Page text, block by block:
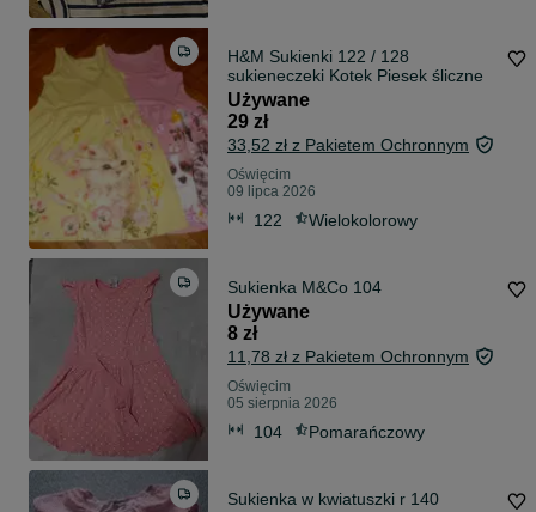
H&M Sukienki 122 / 128
sukieneczeki Kotek Piesek śliczne
Używane
29 zł
33,52 zł z Pakietem Ochronnym
Oświęcim
09 lipca 2026
122 Wielokolorowy
Sukienka M&Co 104
Używane
8 zł
11,78 zł z Pakietem Ochronnym
Oświęcim
05 sierpnia 2026
104 Pomarańczowy
Sukienka w kwiatuszki r 140